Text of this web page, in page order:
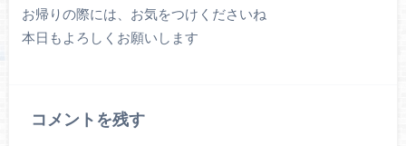
お帰りの際には、お気をつけくださいね
本日もよろしくお願いします
コメントを残す